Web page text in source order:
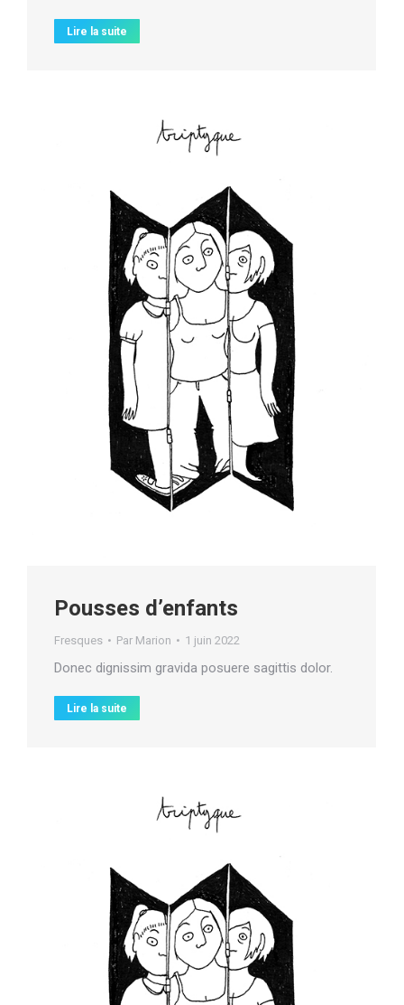
Lire la suite
Pousses d’enfants
Fresques Par Marion 1 juin 2022
Donec dignissim gravida posuere sagittis dolor.
Lire la suite